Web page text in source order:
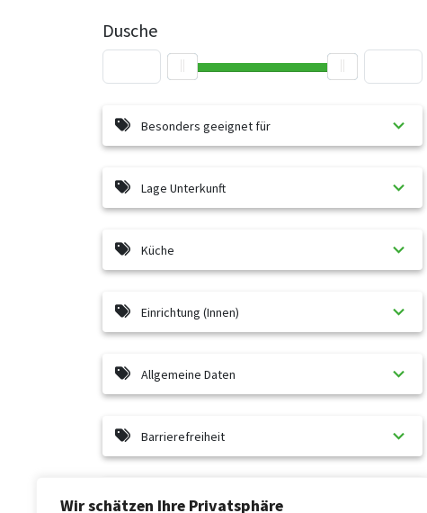
Wir schätzen Ihre Privatsphäre
Dusche
Lage Unterkunft
Küche
Einrichtung (Innen)
Besonders geeignet für
Allgemeine Daten
Barrierefreiheit
Küche